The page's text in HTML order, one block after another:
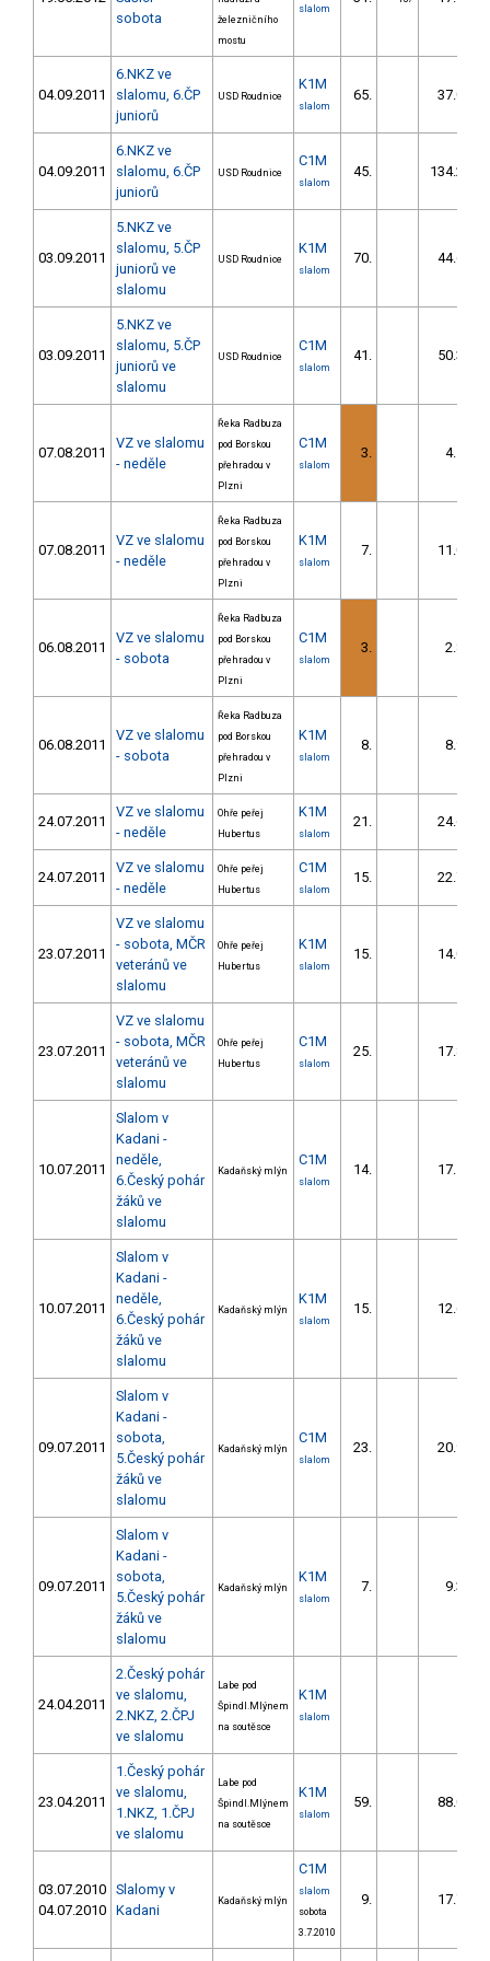
sobota
železničního
mostu
slalom
04.09.2011
6.NKZ ve
slalomu, 6.ČP
juniorů
USD Roudnice
K1M
slalom
65. 37.03
04.09.2011
6.NKZ ve
slalomu, 6.ČP
juniorů
USD Roudnice
C1M
slalom
45. 134.28
03.09.2011
5.NKZ ve
slalomu, 5.ČP
juniorů ve
slalomu
USD Roudnice
K1M
slalom
70. 44.65
03.09.2011
5.NKZ ve
slalomu, 5.ČP
juniorů ve
slalomu
USD Roudnice
C1M
slalom
41. 50.31
07.08.2011
VZ ve slalomu
- neděle
Řeka Radbuza
pod Borskou
přehradou v
Plzni
C1M
slalom
3. 4.15
07.08.2011
VZ ve slalomu
- neděle
Řeka Radbuza
pod Borskou
přehradou v
Plzni
K1M
slalom
7. 11.02
06.08.2011
VZ ve slalomu
- sobota
Řeka Radbuza
pod Borskou
přehradou v
Plzni
C1M
slalom
3. 2.85
06.08.2011
VZ ve slalomu
- sobota
Řeka Radbuza
pod Borskou
přehradou v
Plzni
K1M
slalom
8. 8.95
24.07.2011
VZ ve slalomu
- neděle
Ohře peřej
Hubertus
K1M
slalom
21. 24.65
24.07.2011
VZ ve slalomu
- neděle
Ohře peřej
Hubertus
C1M
slalom
15. 22.74
23.07.2011
VZ ve slalomu
- sobota, MČR
veteránů ve
slalomu
Ohře peřej
Hubertus
K1M
slalom
15. 14.03
23.07.2011
VZ ve slalomu
- sobota, MČR
veteránů ve
slalomu
Ohře peřej
Hubertus
C1M
slalom
25. 17.87
10.07.2011
Slalom v
Kadani -
neděle,
6.Český pohár
žáků ve
slalomu
Kadaňský mlýn
C1M
slalom
14. 17.10
10.07.2011
Slalom v
Kadani -
neděle,
6.Český pohár
žáků ve
slalomu
Kadaňský mlýn
K1M
slalom
15. 12.60
09.07.2011
Slalom v
Kadani -
sobota,
5.Český pohár
žáků ve
slalomu
Kadaňský mlýn
C1M
slalom
23. 20.90
09.07.2011
Slalom v
Kadani -
sobota,
5.Český pohár
žáků ve
slalomu
Kadaňský mlýn
K1M
slalom
7. 9.30
24.04.2011
2.Český pohár
ve slalomu,
2.NKZ, 2.ČPJ
ve slalomu
Labe pod
Špindl.Mlýnem
na soutěsce
K1M
slalom
23.04.2011
1.Český pohár
ve slalomu,
1.NKZ, 1.ČPJ
ve slalomu
Labe pod
Špindl.Mlýnem
na soutěsce
K1M
slalom
59. 88.04
03.07.2010
04.07.2010
Slalomy v
Kadani
Kadaňský mlýn
C1M
slalom
sobota
3.7.2010
9. 17.70